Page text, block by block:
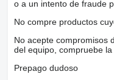
o a un intento de fraude
No compre productos
No acepte compromisos
del equipo, compruebe
Prepago dudoso